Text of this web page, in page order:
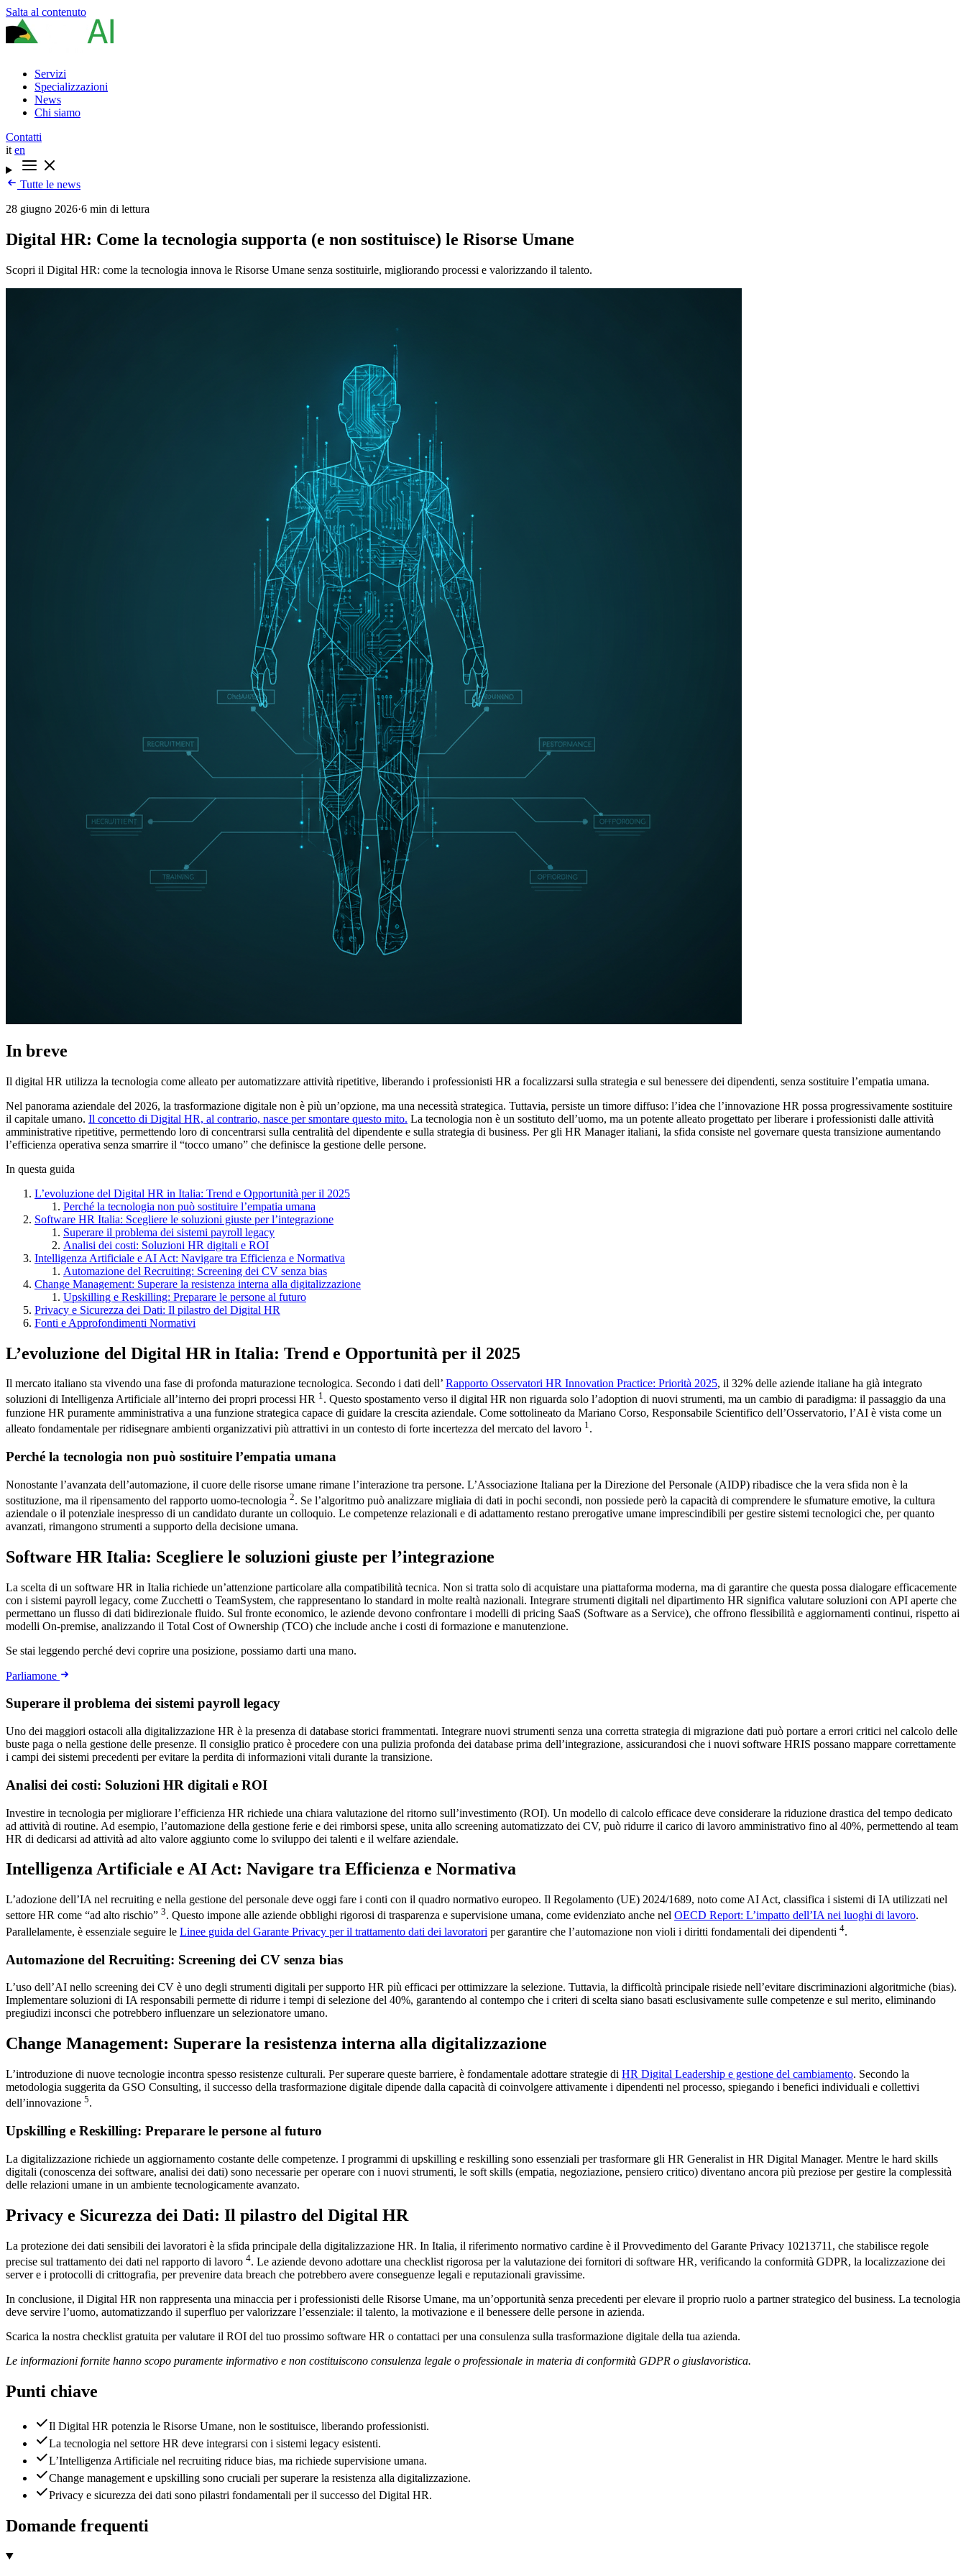
Salta al contenuto
Servizi
Specializzazioni
News
Chi siamo
Contatti
it en
Tutte le news
28 giugno 2026·6 min di lettura
Digital HR: Come la tecnologia supporta (e non sostituisce) le Risorse Umane
Scopri il Digital HR: come la tecnologia innova le Risorse Umane senza sostituirle, migliorando processi e valorizzando il talento.
In breve
Il digital HR utilizza la tecnologia come alleato per automatizzare attività ripetitive, liberando i professionisti HR a focalizzarsi sulla strategia e sul benessere dei dipendenti, senza sostituire l’empatia umana.
Nel panorama aziendale del 2026, la trasformazione digitale non è più un’opzione, ma una necessità strategica. Tuttavia, persiste un timore diffuso: l’idea che l’innovazione HR possa progressivamente sostituire
il capitale umano. Il concetto di Digital HR, al contrario, nasce per smontare questo mito. La tecnologia non è un sostituto dell’uomo, ma un potente alleato progettato per liberare i professionisti dalle attività
amministrative ripetitive, permettendo loro di concentrarsi sulla centralità del dipendente e sulla strategia di business. Per gli HR Manager italiani, la sfida consiste nel governare questa transizione aumentando
l’efficienza operativa senza smarrire il “tocco umano” che definisce la gestione delle persone.
In questa guida
L’evoluzione del Digital HR in Italia: Trend e Opportunità per il 2025
Perché la tecnologia non può sostituire l’empatia umana
Software HR Italia: Scegliere le soluzioni giuste per l’integrazione
Superare il problema dei sistemi payroll legacy
Analisi dei costi: Soluzioni HR digitali e ROI
Intelligenza Artificiale e AI Act: Navigare tra Efficienza e Normativa
Automazione del Recruiting: Screening dei CV senza bias
Change Management: Superare la resistenza interna alla digitalizzazione
Upskilling e Reskilling: Preparare le persone al futuro
Privacy e Sicurezza dei Dati: Il pilastro del Digital HR
Fonti e Approfondimenti Normativi
L’evoluzione del Digital HR in Italia: Trend e Opportunità per il 2025
Il mercato italiano sta vivendo una fase di profonda maturazione tecnologica. Secondo i dati dell’ Rapporto Osservatori HR Innovation Practice: Priorità 2025, il 32% delle aziende italiane ha già integrato
soluzioni di Intelligenza Artificiale all’interno dei propri processi HR 1. Questo spostamento verso il digital HR non riguarda solo l’adoption di nuovi strumenti, ma un cambio di paradigma: il passaggio da una
funzione HR puramente amministrativa a una funzione strategica capace di guidare la crescita aziendale. Come sottolineato da Mariano Corso, Responsabile Scientifico dell’Osservatorio, l’AI è vista come un
alleato fondamentale per ridisegnare ambienti organizzativi più attrattivi in un contesto di forte incertezza del mercato del lavoro 1 .
Perché la tecnologia non può sostituire l’empatia umana
Nonostante l’avanzata dell’automazione, il cuore delle risorse umane rimane l’interazione tra persone. L’Associazione Italiana per la Direzione del Personale (AIDP) ribadisce che la vera sfida non è la
sostituzione, ma il ripensamento del rapporto uomo-tecnologia 2. Se l’algoritmo può analizzare migliaia di dati in pochi secondi, non possiede però la capacità di comprendere le sfumature emotive, la cultura
aziendale o il potenziale inespresso di un candidato durante un colloquio. Le competenze relazionali e di adattamento restano prerogative umane imprescindibili per gestire sistemi tecnologici che, per quanto
avanzati, rimangono strumenti a supporto della decisione umana.
Software HR Italia: Scegliere le soluzioni giuste per l’integrazione
La scelta di un software HR in Italia richiede un’attenzione particolare alla compatibilità tecnica. Non si tratta solo di acquistare una piattaforma moderna, ma di garantire che questa possa dialogare efficacemente
con i sistemi payroll legacy, come Zucchetti o TeamSystem, che rappresentano lo standard in molte realtà nazionali. Integrare strumenti digitali nel dipartimento HR significa valutare soluzioni con API aperte che
permettano un flusso di dati bidirezionale fluido. Sul fronte economico, le aziende devono confrontare i modelli di pricing SaaS (Software as a Service), che offrono flessibilità e aggiornamenti continui, rispetto ai
modelli On-premise, analizzando il Total Cost of Ownership (TCO) che include anche i costi di formazione e manutenzione.
Se stai leggendo perché devi coprire una posizione, possiamo darti una mano.
Parliamone
Superare il problema dei sistemi payroll legacy
Uno dei maggiori ostacoli alla digitalizzazione HR è la presenza di database storici frammentati. Integrare nuovi strumenti senza una corretta strategia di migrazione dati può portare a errori critici nel calcolo delle
buste paga o nella gestione delle presenze. Il consiglio pratico è procedere con una pulizia profonda dei database prima dell’integrazione, assicurandosi che i nuovi software HRIS possano mappare correttamente
i campi dei sistemi precedenti per evitare la perdita di informazioni vitali durante la transizione.
Analisi dei costi: Soluzioni HR digitali e ROI
Investire in tecnologia per migliorare l’efficienza HR richiede una chiara valutazione del ritorno sull’investimento (ROI). Un modello di calcolo efficace deve considerare la riduzione drastica del tempo dedicato
ad attività di routine. Ad esempio, l’automazione della gestione ferie e dei rimborsi spese, unita allo screening automatizzato dei CV, può ridurre il carico di lavoro amministrativo fino al 40%, permettendo al team
HR di dedicarsi ad attività ad alto valore aggiunto come lo sviluppo dei talenti e il welfare aziendale.
Intelligenza Artificiale e AI Act: Navigare tra Efficienza e Normativa
L’adozione dell’IA nel recruiting e nella gestione del personale deve oggi fare i conti con il quadro normativo europeo. Il Regolamento (UE) 2024/1689, noto come AI Act, classifica i sistemi di IA utilizzati nel
settore HR come “ad alto rischio” 3. Questo impone alle aziende obblighi rigorosi di trasparenza e supervisione umana, come evidenziato anche nel OECD Report: L’impatto dell’IA nei luoghi di lavoro.
Parallelamente, è essenziale seguire le Linee guida del Garante Privacy per il trattamento dati dei lavoratori per garantire che l’automazione non violi i diritti fondamentali dei dipendenti 4.
Automazione del Recruiting: Screening dei CV senza bias
L’uso dell’AI nello screening dei CV è uno degli strumenti digitali per supporto HR più efficaci per ottimizzare la selezione. Tuttavia, la difficoltà principale risiede nell’evitare discriminazioni algoritmiche (bias).
Implementare soluzioni di IA responsabili permette di ridurre i tempi di selezione del 40%, garantendo al contempo che i criteri di scelta siano basati esclusivamente sulle competenze e sul merito, eliminando
pregiudizi inconsci che potrebbero influenzare un selezionatore umano.
Change Management: Superare la resistenza interna alla digitalizzazione
L’introduzione di nuove tecnologie incontra spesso resistenze culturali. Per superare queste barriere, è fondamentale adottare strategie di HR Digital Leadership e gestione del cambiamento. Secondo la
metodologia suggerita da GSO Consulting, il successo della trasformazione digitale dipende dalla capacità di coinvolgere attivamente i dipendenti nel processo, spiegando i benefici individuali e collettivi
dell’innovazione 5.
Upskilling e Reskilling: Preparare le persone al futuro
La digitalizzazione richiede un aggiornamento costante delle competenze. I programmi di upskilling e reskilling sono essenziali per trasformare gli HR Generalist in HR Digital Manager. Mentre le hard skills
digitali (conoscenza dei software, analisi dei dati) sono necessarie per operare con i nuovi strumenti, le soft skills (empatia, negoziazione, pensiero critico) diventano ancora più preziose per gestire la complessità
delle relazioni umane in un ambiente tecnologicamente avanzato.
Privacy e Sicurezza dei Dati: Il pilastro del Digital HR
La protezione dei dati sensibili dei lavoratori è la sfida principale della digitalizzazione HR. In Italia, il riferimento normativo cardine è il Provvedimento del Garante Privacy 10213711, che stabilisce regole
precise sul trattamento dei dati nel rapporto di lavoro 4. Le aziende devono adottare una checklist rigorosa per la valutazione dei fornitori di software HR, verificando la conformità GDPR, la localizzazione dei
server e i protocolli di crittografia, per prevenire data breach che potrebbero avere conseguenze legali e reputazionali gravissime.
In conclusione, il Digital HR non rappresenta una minaccia per i professionisti delle Risorse Umane, ma un’opportunità senza precedenti per elevare il proprio ruolo a partner strategico del business. La tecnologia
deve servire l’uomo, automatizzando il superfluo per valorizzare l’essenziale: il talento, la motivazione e il benessere delle persone in azienda.
Scarica la nostra checklist gratuita per valutare il ROI del tuo prossimo software HR o contattaci per una consulenza sulla trasformazione digitale della tua azienda.
Le informazioni fornite hanno scopo puramente informativo e non costituiscono consulenza legale o professionale in materia di conformità GDPR o giuslavoristica.
Punti chiave
Il Digital HR potenzia le Risorse Umane, non le sostituisce, liberando professionisti.
La tecnologia nel settore HR deve integrarsi con i sistemi legacy esistenti.
L’Intelligenza Artificiale nel recruiting riduce bias, ma richiede supervisione umana.
Change management e upskilling sono cruciali per superare la resistenza alla digitalizzazione.
Privacy e sicurezza dei dati sono pilastri fondamentali per il successo del Digital HR.
Domande frequenti